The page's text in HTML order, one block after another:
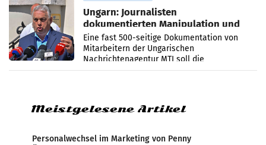
Ungarn: Journalisten
dokumentierten Manipulation und
Zensur
Eine fast 500-seitige Dokumentation von
Mitarbeitern der Ungarischen
Nachrichtenagentur MTI soll die
systematische Nachrichten-Manipulation und
Meistgelesene Artikel
Personalwechsel im Marketing von Penny